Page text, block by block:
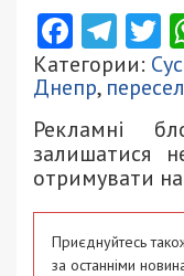
Категории:
Днепр,
Рекламні
залишатися
отримувати
Приєднуйтесь
за останніми